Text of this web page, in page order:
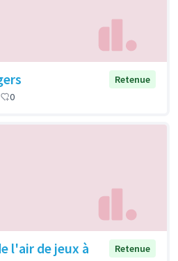
Retenue
0
l'air de jeux à
Retenue